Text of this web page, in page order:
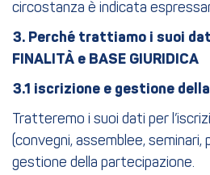
circostanza è indicata
3. Perché trattiamo i suoi
FINALITÀ e BASE GIURIDICA
3.1 iscrizione e gestione
Tratteremo i suoi dati per
(convegni, assemblee, seminari,
gestione della partecipazione.